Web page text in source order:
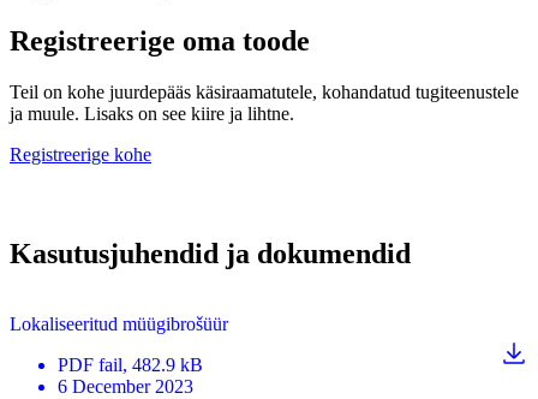
Registreerige oma toode
Teil on kohe juurdepääs käsiraamatutele, kohandatud tugiteenustele
ja muule. Lisaks on see kiire ja lihtne.
Registreerige kohe
Kasutusjuhendid ja dokumendid
Lokaliseeritud müügibrošüür
PDF fail, 482.9 kB
6 December 2023